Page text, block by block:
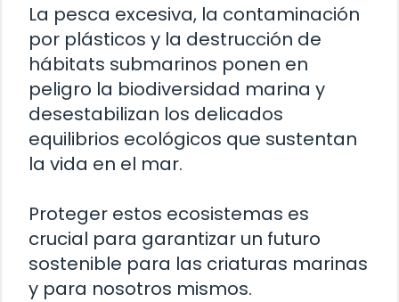
La pesca excesiva, la contaminación
por plásticos y la destrucción de
hábitats submarinos ponen en
peligro la biodiversidad marina y
desestabilizan los delicados
equilibrios ecológicos que sustentan
la vida en el mar.
Proteger estos ecosistemas es
crucial para garantizar un futuro
sostenible para las criaturas marinas
y para nosotros mismos.